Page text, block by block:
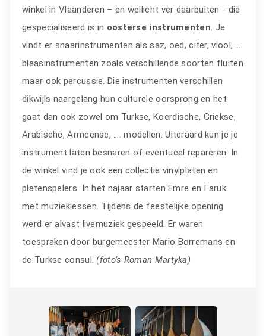
winkel in Vlaanderen – en wellicht ver daarbuiten - die
gespecialiseerd is in oosterse instrumenten. Je
vindt er snaarinstrumenten als saz, oed, citer, viool, …
blaasinstrumenten zoals verschillende soorten fluiten
maar ook percussie. Die instrumenten verschillen
dikwijls naargelang hun culturele oorsprong en het
gaat dan ook zowel om Turkse, Koerdische, Griekse,
Arabische, Armeense, …. modellen. Uiteraard kun je je
instrument laten besnaren of eventueel repareren. In
de winkel vind je ook een collectie vinylplaten en
platenspelers. In het najaar starten Emre en Faruk
met muzieklessen. Tijdens de feestelijke opening
werd er alvast livemuziek gespeeld. Er waren
toespraken door burgemeester Mario Borremans en
de Turkse consul.(foto’s Roman Martyka)